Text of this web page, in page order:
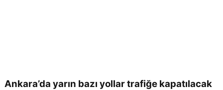
Ankara’da yarın bazı yollar trafiğe kapatılacak